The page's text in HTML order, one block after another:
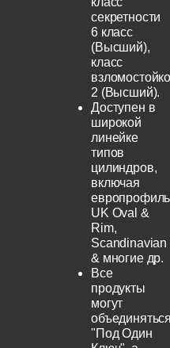
секретности
6 класс
(Высший),
класс
2 (Высший).
Доступен в
широкой
линейке
типов
цилиндров,
включая
UK Oval &
Rim,
Scandinavian
& многие др.
Все
продукты
могут
"Под Один